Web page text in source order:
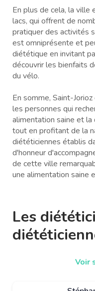
En plus de cela, la
lacs, qui offrent de
pratiquer des activités
est omniprésente et
diététique en invitant
découvrir les bienfaits
du vélo.
En somme, Saint-
les personnes qui
alimentation saine et
tout en profitant de la
diététiciennes établis
d'honneur
de cette ville
une alimentation saine
Les
Voir